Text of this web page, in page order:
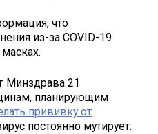
что
из-за COVID-19
Минздрава 21
планирующим
прививку от
постоянно мутирует.